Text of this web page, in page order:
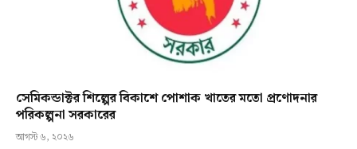
সেমিকন্ডাক্টর শিল্পের বিকাশে পোশাক খাতের মতো প্রণোদনার
পরিকল্পনা সরকারের
আগস্ট ৬, ২০২৬